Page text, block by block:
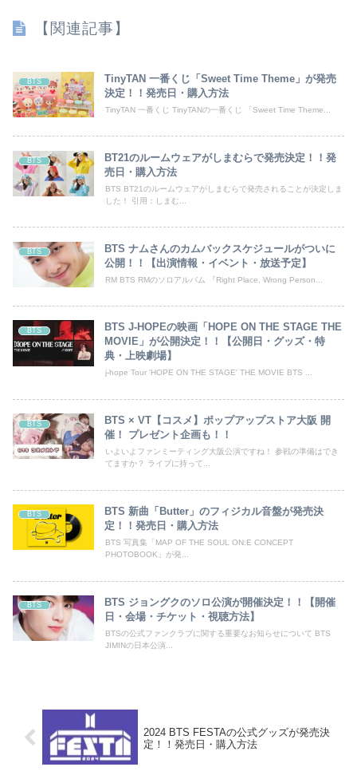
【関連記事】
BTS
TinyTAN 一番くじ「Sweet Time Theme」が発売
決定！！発売日・購入方法
TinyTAN 一番くじ TinyTANの一番くじ 「Sweet Time Theme...
BTS
BT21のルームウェアがしまむらで発売決定！！発
売日・購入方法
BTS BT21のルームウェアがしまむらで発売されることが決定しま
した！ 引用：しまむ...
BTS
BTS ナムさんのカムバックスケジュールがついに
公開！！【出演情報・イベント・放送予定】
RM BTS RMのソロアルバム 『Right Place, Wrong Person...
BTS
BTS J-HOPEの映画「HOPE ON THE STAGE THE
MOVIE」が公開決定！！【公開日・グッズ・特
典・上映劇場】
j-hope Tour 'HOPE ON THE STAGE' THE MOVIE BTS ...
BTS
BTS × VT【コスメ】ポップアップストア大阪 開
催！ プレゼント企画も！！
いよいよファンミーティング大阪公演ですね！ 参戦の準備はでき
てますか？ ライブに持って...
BTS
BTS 新曲「Butter」のフィジカル音盤が発売決
定！！発売日・購入方法
BTS 写真集「MAP OF THE SOUL ON:E CONCEPT
PHOTOBOOK」が発...
BTS
BTS ジョングクのソロ公演が開催決定！！【開催
日・会場・チケット・視聴方法】
BTSの公式ファンクラブに関する重要なお知らせについて BTS
JIMINの日本公演...
2024 BTS FESTAの公式グッズが発売決
定！！発売日・購入方法